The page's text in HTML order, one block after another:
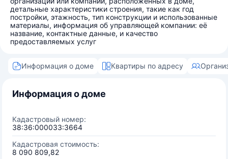
детальные характеристики строения, такие как год
постройки, этажность, тип конструкции и использованные
материалы, информация об управляющей компании: её
название, контактные данные, и качество
предоставляемых услуг
Информация о доме Квартиры по адресу
Информация о доме
Кадастровый номер:
38:36:000033:3664
Кадастровая стоимость:
8 090 809,82